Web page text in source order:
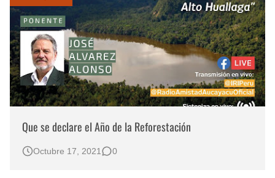
Que se declare el Año de la Reforestación
Octubre 17, 2021 0